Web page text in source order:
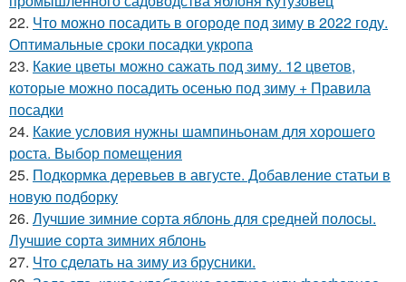
22. Что можно посадить в огороде под зиму в 2022 году.
Оптимальные сроки посадки укропа
23. Какие цветы можно сажать под зиму. 12 цветов,
которые можно посадить осенью под зиму + Правила
посадки
24. Какие условия нужны шампиньонам для хорошего
роста. Выбор помещения
25. Подкормка деревьев в августе. Добавление статьи в
новую подборку
26. Лучшие зимние сорта яблонь для средней полосы.
Лучшие сорта зимних яблонь
27. Что сделать на зиму из брусники.